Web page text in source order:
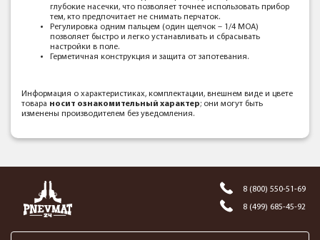
глубокие насечки, что позволяет точнее использовать прибор
тем, кто предпочитает не снимать перчаток.
Регулировка одним пальцем (один щелчок – 1/4 MOA)
позволяет быстро и легко устанавливать и сбрасывать
настройки в поле.
Герметичная конструкция и защита от запотевания.
Информация о характеристиках, комплектации, внешнем виде и цвете
товара носит ознакомительный характер; они могут быть
изменены производителем без уведомления.
8 (800) 550-51-69
8 (499) 685-45-92